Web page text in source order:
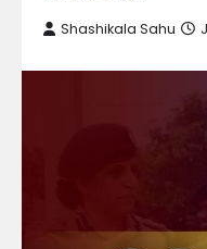
Shashikala Sahu